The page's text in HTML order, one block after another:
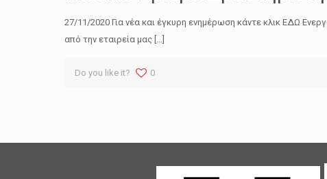
27/11/2020 Για νέα και έγκυρη ενημέρωση κάντε κλικ ΕΔΩ
από την εταιρεία μας […]
Do you like it? 0